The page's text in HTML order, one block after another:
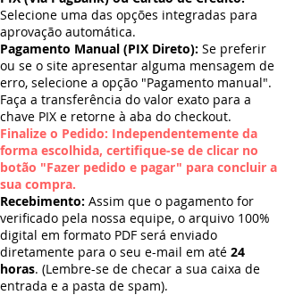
Selecione uma das opções integradas para
aprovação automática.
Pagamento Manual (PIX Direto): Se preferir
ou se o site apresentar alguma mensagem de
erro, selecione a opção "Pagamento manual".
Faça a transferência do valor exato para a
chave PIX e retorne à aba do checkout.
Finalize o Pedido: Independentemente da
forma escolhida, certifique-se de clicar no
botão "Fazer pedido e pagar" para concluir a
sua compra.
Recebimento: Assim que o pagamento for
verificado pela nossa equipe, o arquivo 100%
digital em formato PDF será enviado
diretamente para o seu e-mail em até 24
horas. (Lembre-se de checar a sua caixa de
entrada e a pasta de spam).